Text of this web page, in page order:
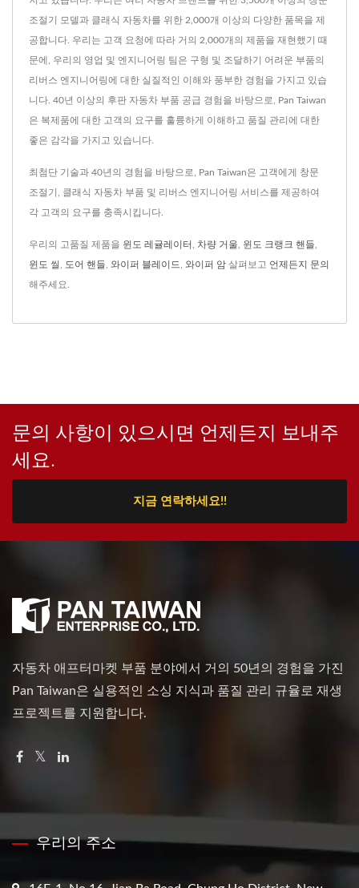
조절기 모델과 클래식 자동차를 위한 2,000개 이상의 다양한 품목을 제
공합니다. 우리는 고객 요청에 따라 거의 2,000개의 제품을 재현했기 때
문에, 우리의 영업 및 엔지니어링 팀은 구형 및 조달하기 어려운 부품의
리버스 엔지니어링에 대한 실질적인 이해와 풍부한 경험을 가지고 있습
니다. 40년 이상의 후판 자동차 부품 공급 경험을 바탕으로, Pan Taiwan
은 복제품에 대한 고객의 요구를 훌륭하게 이해하고 품질 관리에 대한
좋은 감각을 가지고 있습니다.
최첨단 기술과 40년의 경험을 바탕으로, Pan Taiwan은 고객에게 창문
조절기, 클래식 자동차 부품 및 리버스 엔지니어링 서비스를 제공하여
각 고객의 요구를 충족시킵니다.
우리의 고품질 제품을 윈도 레귤레이터 , 차량 거울, 윈도 크랭크 핸들,
윈도 씰 , 도어 핸들, 와이퍼 블레이드, 와이퍼 암 살펴보고 언제든지 문의
해주세요.
문의 사항이 있으시면 언제든지 보내주
세요.
지금 연락하세요!!
자동차 애프터마켓 부품 분야에서 거의 50년의 경험을 가진
Pan Taiwan은 실용적인 소싱 지식과 품질 관리 규율로 재생
프로젝트를 지원합니다.
우리의 주소